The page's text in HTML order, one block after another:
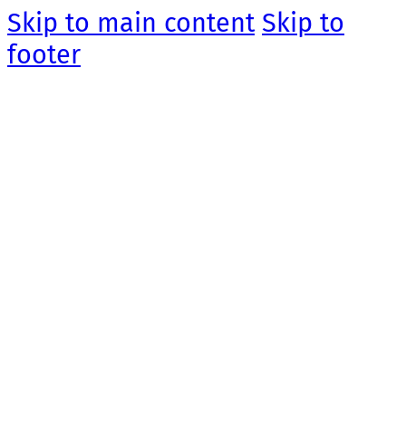
Skip to main content Skip to
footer